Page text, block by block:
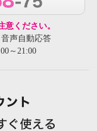
ください。
声自動応答
～21:00